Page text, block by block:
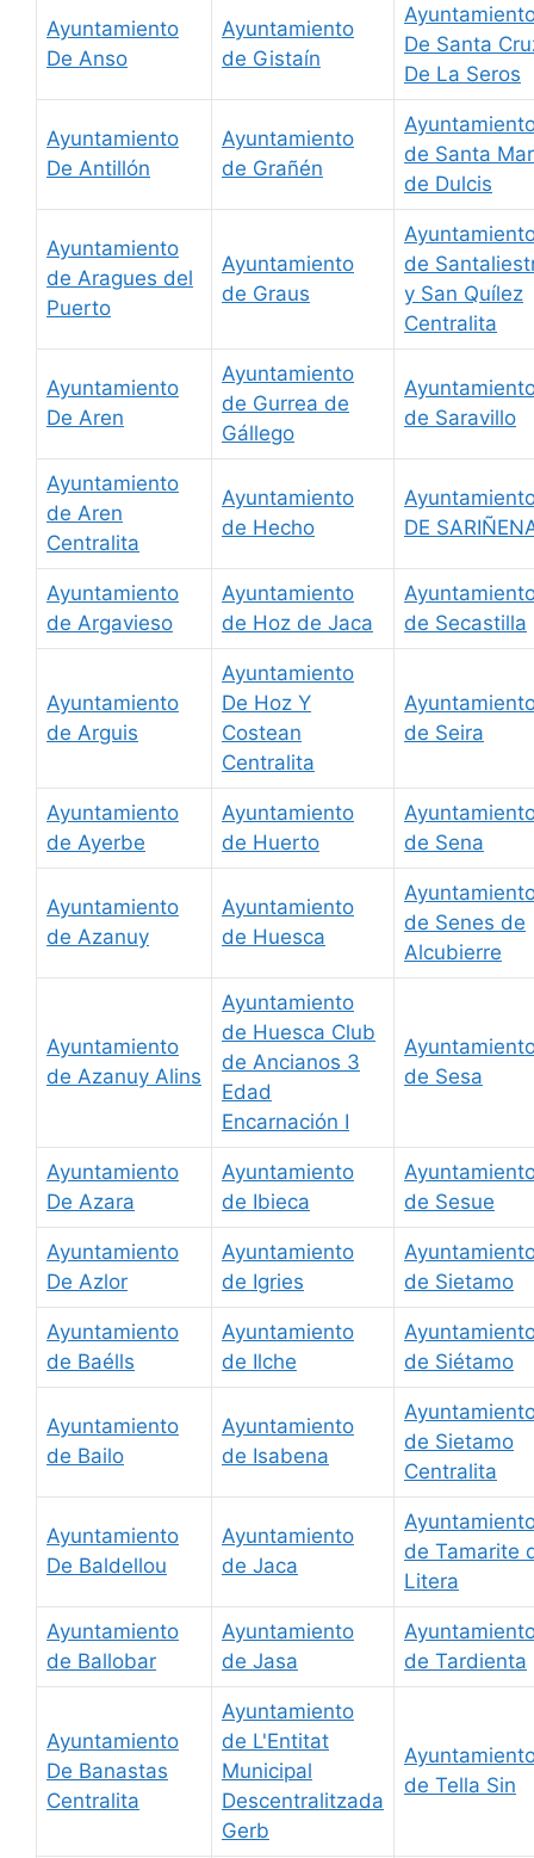
Ayuntamiento
De Anso
Ayuntamiento
de Gistaín
De Santa
De La Seros
Ayuntamiento
De Antillón
Ayuntamiento
de Grañén
de Santa
de Dulcis
Ayuntamiento
de Aragues del
Puerto
Ayuntamiento
de Graus
de
y San Quílez
Centralita
Ayuntamiento
De Aren
Ayuntamiento
de Gurrea de
Gállego
de Saravillo
Ayuntamiento
de Aren
Centralita
Ayuntamiento
de Hecho
DE
Ayuntamiento
de Argavieso
Ayuntamiento
de Hoz de Jaca
de Secastilla
Ayuntamiento
de Arguis
Ayuntamiento
De Hoz Y
Costean
Centralita
de Seira
Ayuntamiento
de Ayerbe
Ayuntamiento
de Huerto
de Sena
Ayuntamiento
de Azanuy
Ayuntamiento
de Huesca
de Senes de
Alcubierre
Ayuntamiento
de Azanuy Alins
Ayuntamiento
de Huesca Club
de Ancianos 3
Edad
Encarnación I
de Sesa
Ayuntamiento
De Azara
Ayuntamiento
de Ibieca
de Sesue
Ayuntamiento
De Azlor
Ayuntamiento
de Igries
de Sietamo
Ayuntamiento
de Baélls
Ayuntamiento
de Ilche
de Siétamo
Ayuntamiento
de Bailo
Ayuntamiento
de Isabena
de Sietamo
Centralita
Ayuntamiento
De Baldellou
Ayuntamiento
de Jaca
de Tamarite
Litera
Ayuntamiento
de Ballobar
Ayuntamiento
de Jasa
de Tardienta
Ayuntamiento
De Banastas
Centralita
Ayuntamiento
de L'Entitat
Municipal
Descentralitzada
Gerb
de Tella Sin